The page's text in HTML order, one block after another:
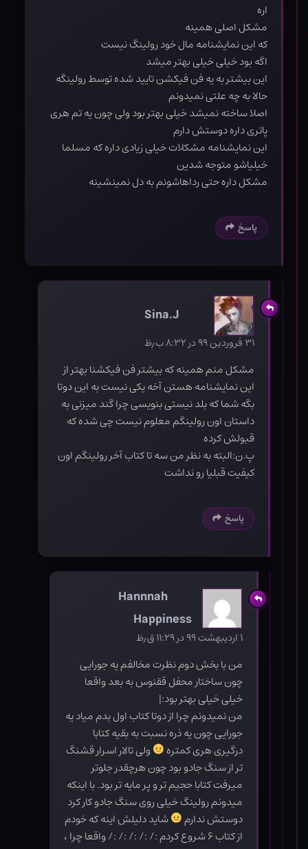
اره
مشکل اصلی همینه
که این نمایشنامه مال خود رولینگ نیست
اگه بود خیلی خیلی بهتر میشد
این بیشتر به یه فن فیکشن تایید شده توسط رولینگه
حالا به چه علتی نمیدونم
اصلا ساخته نمیشد خیلی بهتر بود ولی چون یه تم هری
پاتری داره دوستش دارم
این نمایشنامه مشکلات خیلی زیادی داره که مسلما
خیلیاشو متوجه شدین
مشکل داره حتی رداهاشونم به دل نمینشینه
پاسخ
Sina.J
۳۱ فروردین ۹۹ در ۸:۳۲ ب٫ظ
مشکل منم همینه که بیشتر فن فیکشنا بهتر از
این نمایشنامه هستن آخه یکی نیست به این دوتا
بگه شما که بلد نیستی بنویسی چرا گند میزنی به
داستان اون رولینگم معلوم نیست چی شده که
قبولش کرده
پ.ن:البته به نظر من سه تا کتاب آخر رولینگم اون
کیفیت قبلیا رو نداشت
پاسخ
Hannnah
Happiness
۱ اردیبهشت ۹۹ در ۱۱:۲۹ ق٫ظ
من با بخش دوم نظرت مخالفم یه جورایی
چون ساختار محفل ققنوس به بعد واقعا
خیلی خیلی بهتر بود:|
من نمیدونم چرا از دوتا کتاب اول بدم میاد یه
جورایی چون یه ذره نسبت به بقیه کتابا
درگیری هری کمتره
ولی تالار اسرار قشنگ
تر از سنگ جادو بود چون هرچقدر جلوتر
میرفت کتابا حجیم تر و پر مایه تر بود. با اینکه
میدونم رولینگ خیلی روی سنگ جادو کار کرد
دوستش ندارم
شاید دلیلش اینه که خودم
از کتاب ۶ شروع کردم :/ :/ :/ :/ :/ واقعا چرا ،